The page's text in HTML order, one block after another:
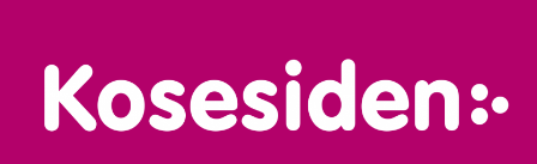
content